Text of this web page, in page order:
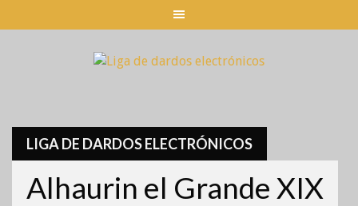
to
LIGA DE DARDOS ELECTRÓNICOS
Alhaurin el Grande XIX